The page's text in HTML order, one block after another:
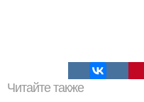
Читайте также